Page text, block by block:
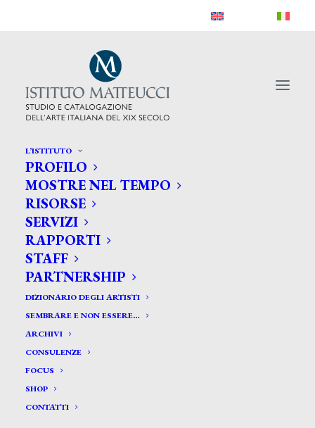
L’ISTITUTO
PROFILO
MOSTRE NEL TEMPO
RISORSE
SERVIZI
RAPPORTI
STAFF
PARTNERSHIP
DIZIONARIO DEGLI ARTISTI
SEMBRARE E NON ESSERE…
ARCHIVI
CONSULENZE
FOCUS
SHOP
CONTATTI